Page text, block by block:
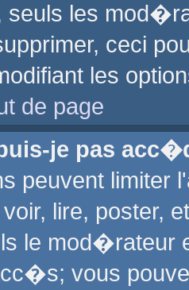
les
ceci
les
de page
je pas
peuvent
lire, poster,
le mod�rateur
vous